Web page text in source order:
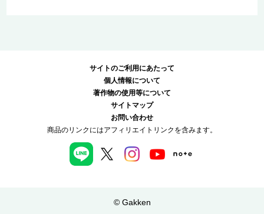
サイトのご利用にあたって
個人情報について
著作物の使用等について
サイトマップ
お問い合わせ
商品のリンクにはアフィリエイトリンクを含みます。
© Gakken